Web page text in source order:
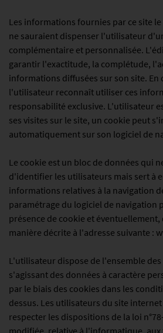
Les informations fournies par ce site
ne sauraient dispenser l'utilisateur
complémentaire et personnalisée.
garantir l'exactitude, la complétude,
informations diffusées sur son site. En
l'utilisateur reconnaît utiliser ces
responsabilité exclusive. L'utilisateur
ses visites sur le site, un cookie peut
automatiquement sur son logiciel de
Le cookie est un bloc de données qui
d'identifier les utilisateurs mais sert à
informations relatives à la navigation
paramétrage du logiciel de navigation
présence de cookie et éventuellement,
manière décrite à l'adresse suivante :
L'utilisateur dispose de l'ensemble
s'agissant des données à caractère
par le biais des cookies dans les
dessus. Les utilisateurs du site
respecter les dispositions de la loi
modifiée, relative à l'informatique, aux